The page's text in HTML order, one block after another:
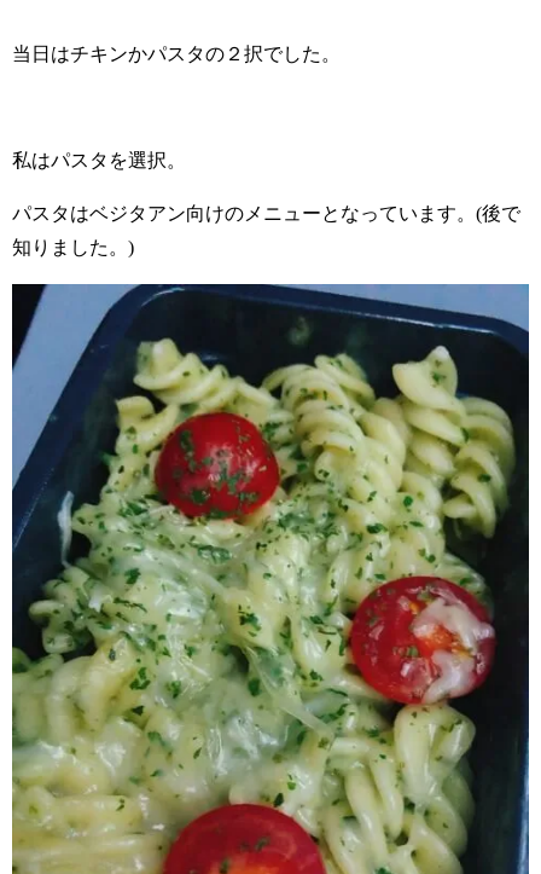
当日はチキンかパスタの２択でした。
私はパスタを選択。
パスタはベジタアン向けのメニューとなっています。(後で
知りました。)